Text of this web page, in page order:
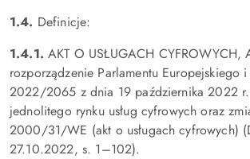
1.4. Definicje:
1.4.1. AKT O USŁUGACH CYFROWYCH,
rozporządzenie Parlamentu Europejskiego i
2022/2065 z dnia 19 października 2022
jednolitego rynku usług cyfrowych oraz
2000/31/WE (akt o usługach cyfrowych)
27.10.2022, s. 1–102).